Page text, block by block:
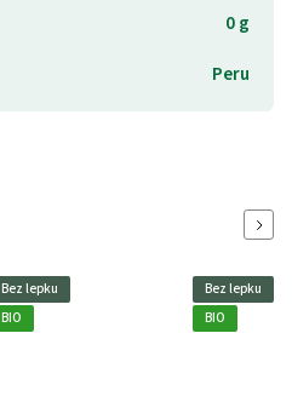
0 g
Peru
Bez lepku
BIO
Bez lepku
BIO
Next